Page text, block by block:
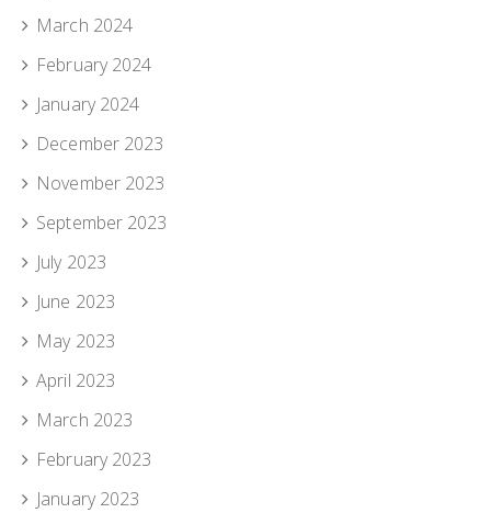
March 2024
February 2024
January 2024
December 2023
November 2023
September 2023
July 2023
June 2023
May 2023
April 2023
March 2023
February 2023
January 2023